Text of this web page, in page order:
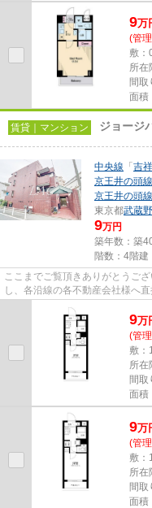
9万
(管
敷：
所在
間取
面積
賃貸｜マンション ジョージ
中央線 「 吉
京王井の頭線
京王井の頭線
東京都武蔵
9万円
築年数：築
階数：4階建
ここまでご覧頂きありがとうご
し、各沿線の各不動産会社様へ
9万
(管
敷：
所在
間取
面積
9万
(管
敷：
所在
間取
面積